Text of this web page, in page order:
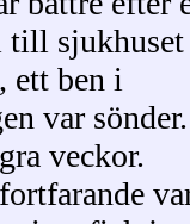
till
ett ben i
var
veckor.